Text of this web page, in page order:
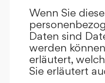
Wenn Sie
Daten sind
werden
erläutert,
Sie erläutert